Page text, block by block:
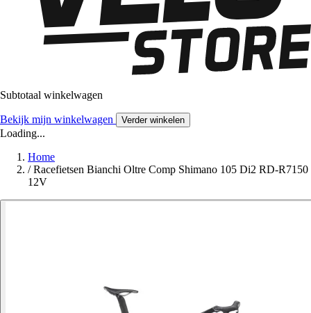
Subtotaal winkelwagen
Bekijk mijn winkelwagen Verder winkelen
Loading...
Home
/ Racefietsen Bianchi Oltre Comp Shimano 105 Di2 RD-R7150
12V